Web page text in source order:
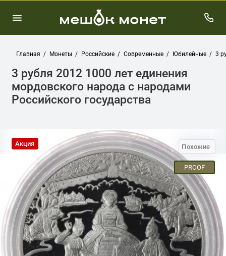
Главная Монеты Российские Современные Юбилейные 3
3 рубля 2012 1000 лет единения
мордовского народа с народами
Российского государства
Похожие
PROOF
Акция